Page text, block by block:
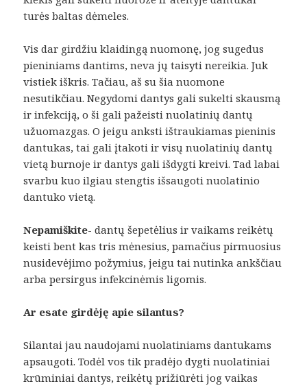
turės baltas dėmeles.
Vis dar girdžiu klaidingą nuomonę, jog sugedus
pieniniams dantims, neva jų taisyti nereikia. Juk
vistiek iškris. Tačiau, aš su šia nuomone
nesutikčiau. Negydomi dantys gali sukelti skausmą
ir infekciją, o ši gali pažeisti nuolatinių dantų
užuomazgas. O jeigu anksti ištraukiamas pieninis
dantukas, tai gali įtakoti ir visų nuolatinių dantų
vietą burnoje ir dantys gali išdygti kreivi. Tad labai
svarbu kuo ilgiau stengtis išsaugoti nuolatinio
dantuko vietą.
Nepamiškite-dantų šepetėlius ir vaikams reikėtų
keisti bent kas tris mėnesius, pamačius pirmuosius
nusidevėjimo požymius, jeigu tai nutinka ankščiau
arba persirgus infekcinėmis ligomis.
Ar esate girdėję apie silantus?
Silantai jau naudojami nuolatiniams dantukams
apsaugoti. Todėl vos tik pradėjo dygti nuolatiniai
krūminiai dantys, reikėtų prižiūrėti jog vaikas